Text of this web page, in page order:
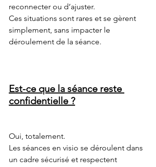
reconnecter ou d’ajuster.
Ces situations sont rares et se gèrent
simplement, sans impacter le
déroulement de la séance.
Est-ce que la séance reste
confidentielle ?
Oui, totalement.
Les séances en visio se déroulent dans
un cadre sécurisé et respectent